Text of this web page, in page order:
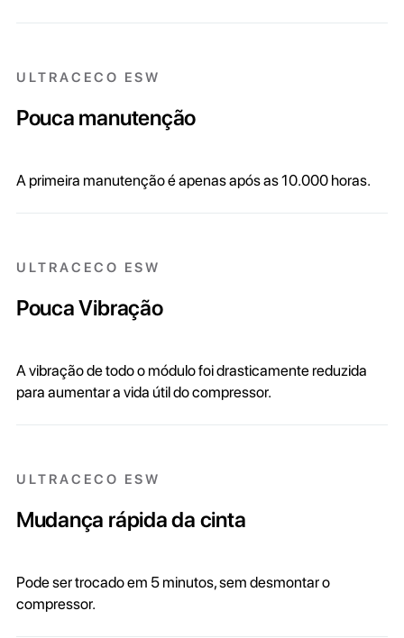
ULTRACECO ESW
Pouca manutenção
A primeira manutenção é apenas após as 10.000 horas.
ULTRACECO ESW
Pouca Vibração
A vibração de todo o módulo foi drasticamente reduzida
para aumentar a vida útil do compressor.
ULTRACECO ESW
Mudança rápida da cinta
Pode ser trocado em 5 minutos, sem desmontar o
compressor.